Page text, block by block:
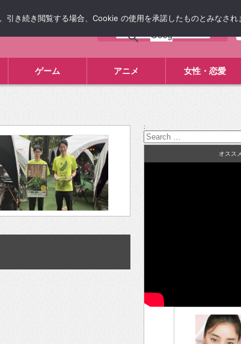
ゲーム アニメ 女性・恋愛
:
オスス
き続き閲覧する場合、Cookie の使用を承諾したものとみなされ